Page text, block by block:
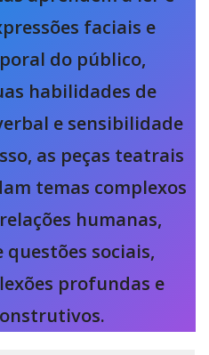
faciais e
do público,
habilidades de
e sensibilidade
as peças teatrais
temas complexos
humanas,
questões sociais,
profundas e